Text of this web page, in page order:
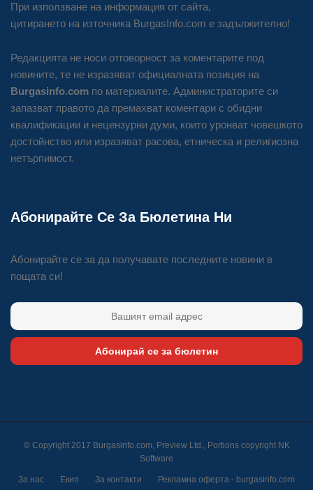
При използване на информация от сайта,
цитирането на източника BurgasInfo.com е задължително!
Редакцията не носи отговорност за коментарите под
новините, те не изразяват официалната позиция на
Burgasinfo.com по материалите. Администраторите си
запазват правото да премахват коментари с обидни
квалификации и нецензурни думи, които уронват човешкото
достойнство или изразяват расова, етническа и религиозна
нетърпимост.
Абонирайте Се За Бюлетина Ни
Абонирайте се за да получавате последните новини в
пощата си!
Абонирай се за бюлетин
© Copyright 2017 Burgasinfo.com, Preview Ltd., Portions copyright NK
Software
За нас Екип За контакти Рекламна оферта - burgasinfo.com